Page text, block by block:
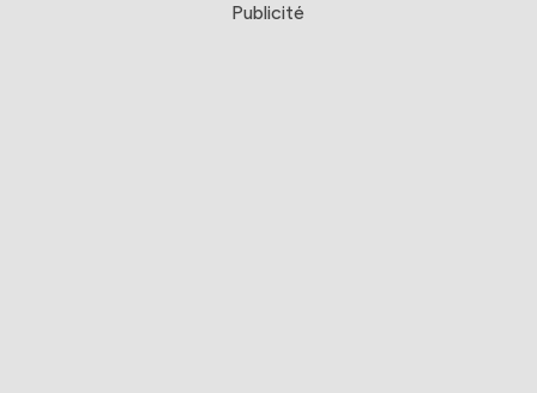
Publicité